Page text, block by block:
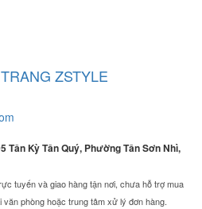
ZSTYLE
Tân Kỳ Tân Quý, Phường Tân Sơn Nhì,
tuyến và giao hàng tận nơi, chưa hỗ trợ mua
phòng hoặc trung tâm xử lý đơn hàng.